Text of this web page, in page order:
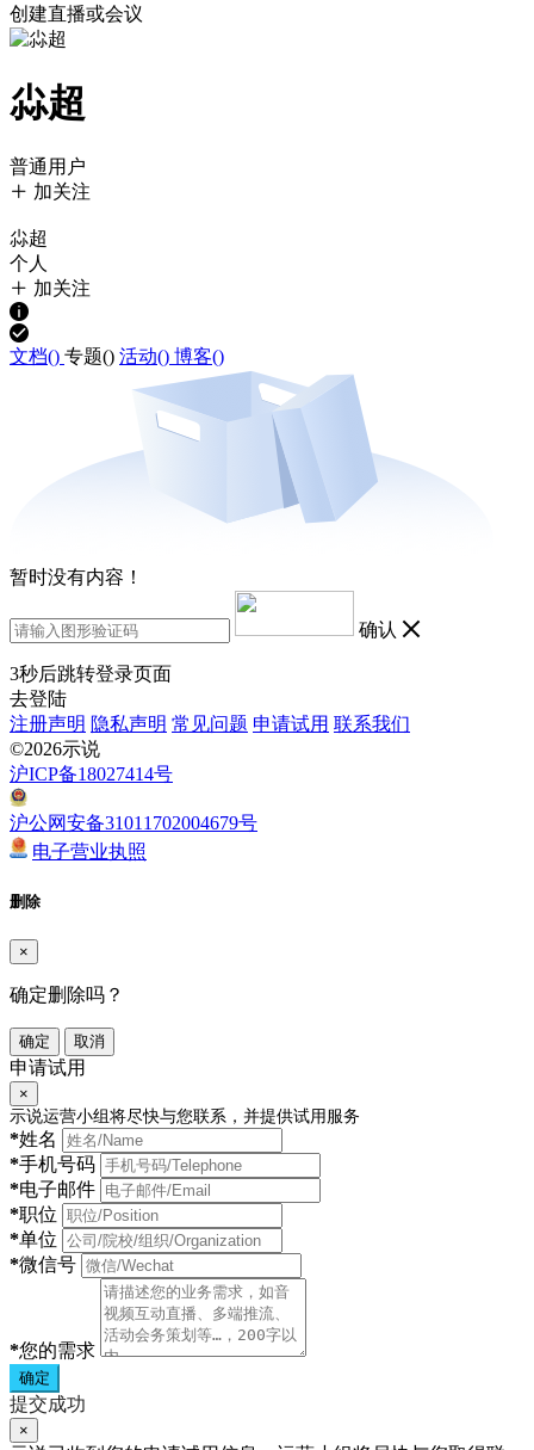
创建直播或会议
尛超
普通用户
加关注
尛超
个人
加关注
文档() 专题() 活动() 博客()
暂时没有内容！
确认
3秒后跳转登录页面
去登陆
注册声明 隐私声明 常见问题 申请试用 联系我们
©2026示说
沪ICP备18027414号
沪公网安备31011702004679号
电子营业执照
删除
×
确定删除吗？
确定 取消
申请试用
×
示说运营小组将尽快与您联系，并提供试用服务
*姓名
*手机号码
*电子邮件
*职位
*单位
*微信号
*您的需求
确定
提交成功
×